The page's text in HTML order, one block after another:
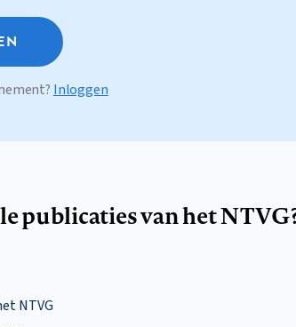
Inloggen
publicaties van het
NTVG